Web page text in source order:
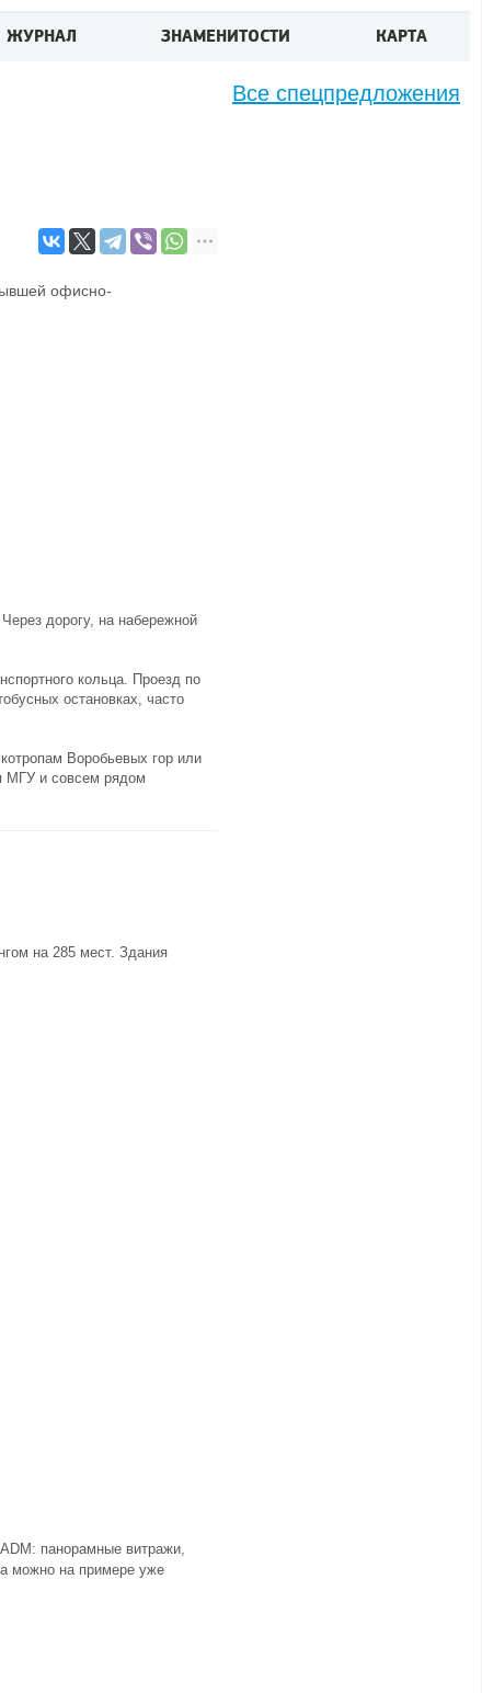
ЖУРНАЛ ЗНАМЕНИТОСТИ КАРТА
офисно-
дорогу, на набережной
кольца. Проезд по
остановках, часто
Воробьевых гор или
МГУ и совсем рядом
на 285 мест. Здания
панорамные витражи,
можно на примере уже
Все спецпредложения